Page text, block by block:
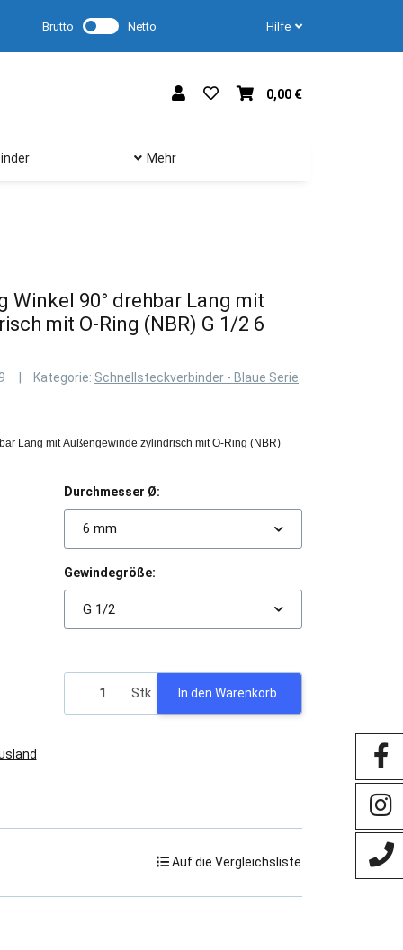
Brutto Netto Hilfe
0,00 €
Mehr
Winkel 90° drehbar Lang mit
mit O-Ring (NBR) G 1/2 6
Kategorie: Schnellsteckverbinder - Blaue Serie
Lang mit Außengewinde zylindrisch mit O-Ring (NBR)
Durchmesser Ø:
6 mm
Gewindegröße:
G 1/2
Stk In den Warenkorb
Auf die Vergleichsliste